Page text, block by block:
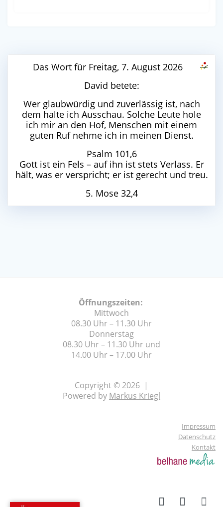
Das Wort für Freitag, 7. August 2026
David betete:
Wer glaubwürdig und zuverlässig ist, nach
dem halte ich Ausschau. Solche Leute hole
ich mir an den Hof, Menschen mit einem
guten Ruf nehme ich in meinen Dienst.
Psalm 101,6
Gott ist ein Fels – auf ihn ist stets Verlass. Er
hält, was er verspricht; er ist gerecht und treu.
5. Mose 32,4
Öffnungszeiten:
Mittwoch
08.30 Uhr – 11.30 Uhr
Donnerstag
08.30 Uhr – 11.30 Uhr und
14.00 Uhr – 17.00 Uhr
Copyright © 2026 |
Powered by Markus Kriegl
Impressum
Datenschutz
Kontakt